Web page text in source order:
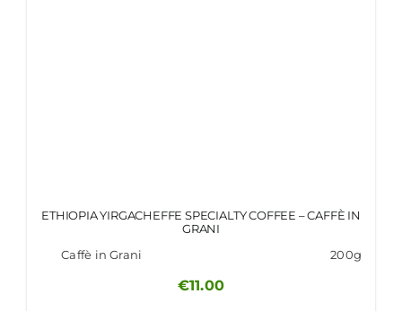
ETHIOPIA YIRGACHEFFE SPECIALTY COFFEE – CAFFÈ IN
GRANI
Caffè in Grani
200g
€11.00